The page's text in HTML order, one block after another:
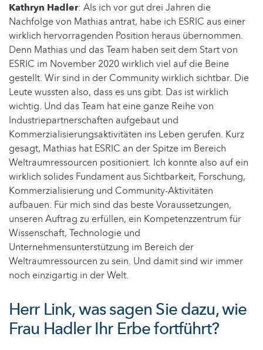
Kathryn Hadler: Als ich vor gut drei Jahren die
Nachfolge von Mathias antrat, habe ich ESRIC aus einer
wirklich hervorragenden Position heraus übernommen.
Denn Mathias und das Team haben seit dem Start von
ESRIC im November 2020 wirklich viel auf die Beine
gestellt. Wir sind in der Community wirklich sichtbar. Die
Leute wussten also, dass es uns gibt. Das ist wirklich
wichtig. Und das Team hat eine ganze Reihe von
Industriepartnerschaften aufgebaut und
Kommerzialisierungsaktivitäten ins Leben gerufen. Kurz
gesagt, Mathias hat ESRIC an der Spitze im Bereich
Weltraumressourcen positioniert. Ich konnte also auf ein
wirklich solides Fundament aus Sichtbarkeit, Forschung,
Kommerzialisierung und Community-Aktivitäten
aufbauen. Für mich sind das beste Voraussetzungen,
unseren Auftrag zu erfüllen, ein Kompetenzzentrum für
Wissenschaft, Technologie und
Unternehmensunterstützung im Bereich der
Weltraumressourcen zu sein. Und damit sind wir immer
noch einzigartig in der Welt.
Herr Link, was sagen Sie dazu, wie
Frau Hadler Ihr Erbe fortführt?